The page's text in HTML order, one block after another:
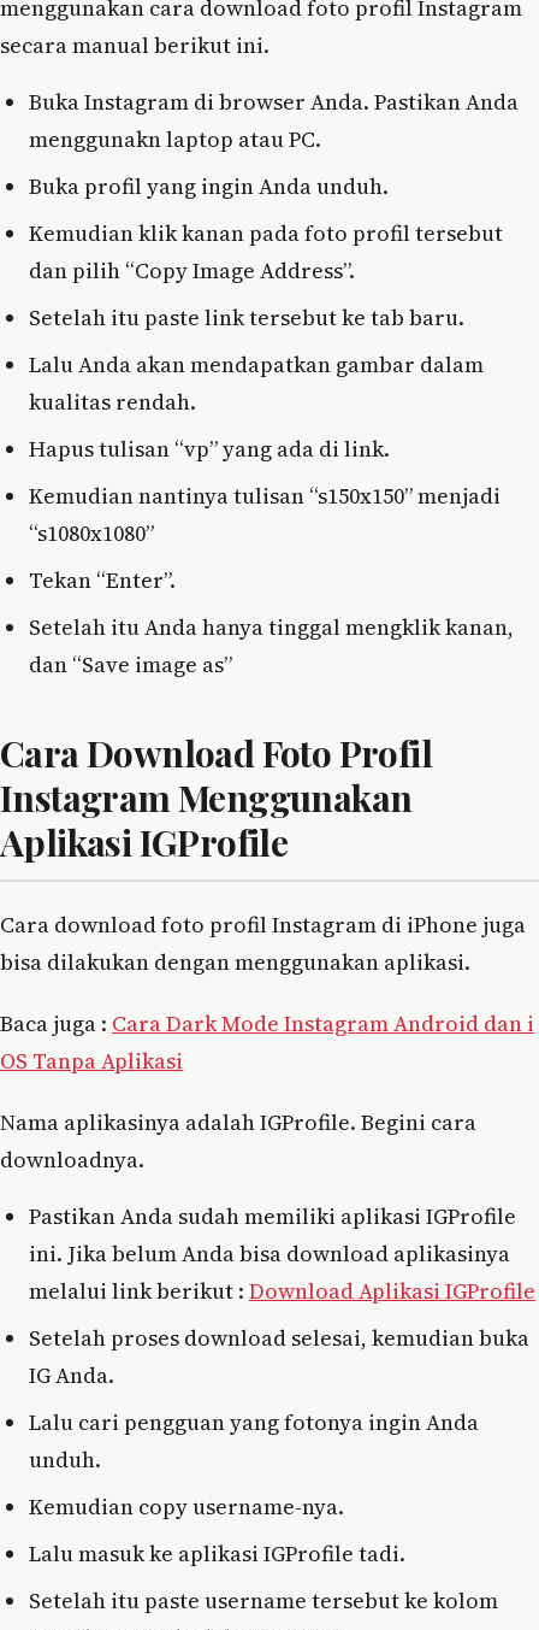
menggunakan cara download foto profil Instagram
secara manual berikut ini.
Buka Instagram di browser Anda. Pastikan Anda
menggunakn laptop atau PC.
Buka profil yang ingin Anda unduh.
Kemudian klik kanan pada foto profil tersebut
dan pilih “Copy Image Address”.
Setelah itu paste link tersebut ke tab baru.
Lalu Anda akan mendapatkan gambar dalam
kualitas rendah.
Hapus tulisan “vp” yang ada di link.
Kemudian nantinya tulisan “s150x150” menjadi
“s1080x1080”
Tekan “Enter”.
Setelah itu Anda hanya tinggal mengklik kanan,
dan “Save image as”
Cara Download Foto Profil
Instagram Menggunakan
Aplikasi IGProfile
Cara download foto profil Instagram di iPhone juga
bisa dilakukan dengan menggunakan aplikasi.
Baca juga : Cara Dark Mode Instagram Android dan i
OS Tanpa Aplikasi
Nama aplikasinya adalah IGProfile. Begini cara
downloadnya.
Pastikan Anda sudah memiliki aplikasi IGProfile
ini. Jika belum Anda bisa download aplikasinya
melalui link berikut : Download Aplikasi IGProfile
Setelah proses download selesai, kemudian buka
IG Anda.
Lalu cari pengguan yang fotonya ingin Anda
unduh.
Kemudian copy username-nya.
Lalu masuk ke aplikasi IGProfile tadi.
Setelah itu paste username tersebut ke kolom